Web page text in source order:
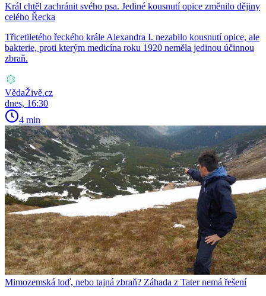
Král chtěl zachránit svého psa. Jediné kousnutí opice změnilo dějiny
celého Řecka
Třicetiletého řeckého krále Alexandra I. nezabilo kousnutí opice, ale
bakterie, proti kterým medicína roku 1920 neměla jedinou účinnou
zbraň.
VědaŽivě.cz
dnes, 16:30
4 min
Mimozemská loď, nebo tajná zbraň? Záhada z Tater nemá řešení